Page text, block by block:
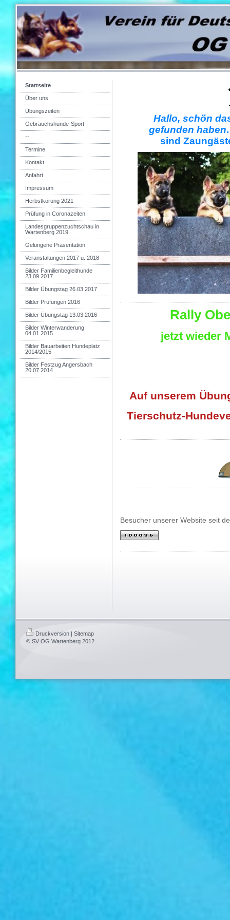
Startseite
Über uns
Übungszeiten
Gebrauchshunde-Sport
--
Termine
Kontakt
Anfahrt
Impressum
Herbstkörung 2021
Prüfung in Coronazeiten
Landesgruppenzuchtschau in
Wartenberg 2019
Gelungene Präsentation
Veranstaltungen 2017 u. 2018
Bilder Familienbegleithunde
23.09.2017
Bilder Übungstag 26.03.2017
Bilder Prüfungen 2016
Bilder Übungstag 13.03.2016
Bilder Winterwanderung
04.01.2015
Bilder Bauarbeiten Hundeplatz
2014/2015
Bilder Festzug Angersbach
20.07.2014
Hallo, schön
gefunden haben
sind
Rally
jetzt wieder
Auf unserem
Tierschutz-
Besucher unserer Website seit
Druckversion | Sitemap
© SV OG Wartenberg 2012